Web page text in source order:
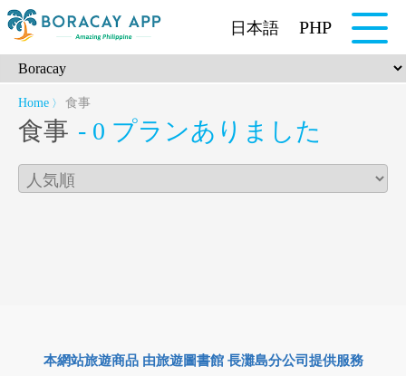
日本語 PHP
Home 〉 食事
食事 - 0 プランありました
本網站旅遊商品 由旅遊圖書館 長灘島分公司提供服務